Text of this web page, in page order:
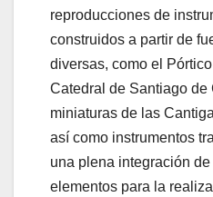
reproducciones de
construidos a partir de
diversas, como el
Catedral de Santiago de
miniaturas de las
así como instrumentos
una plena integración
elementos para la